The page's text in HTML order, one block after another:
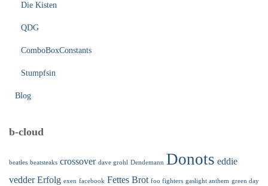
Die Kisten
QDG
ComboBoxConstants
Stumpfsin
Blog
b-cloud
beatles beatsteaks crossover dave grohl Dendemann Donots eddie
vedder Erfolg exen facebook Fettes Brot foo fighters gaslight anthem green day